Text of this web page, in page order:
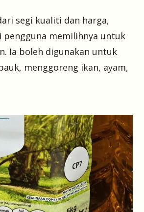
segi kualiti dan harga,
pengguna memilihnya untuk
Ia boleh digunakan untuk
menggoreng ikan, ayam,